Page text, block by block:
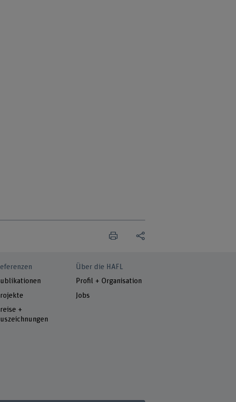
+
Über die HAFL
Profil + Organisation
Jobs